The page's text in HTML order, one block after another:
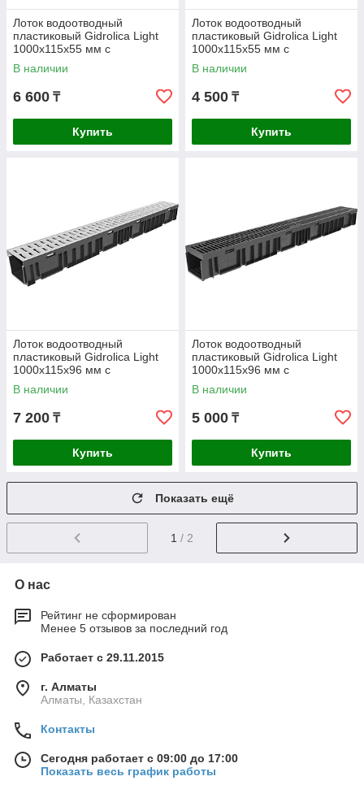
Лоток водоотводный
пластиковый Gidrolica Light
1000x115x55 мм с
оцинкованной стальной
решеткой
В наличии
6 600 ₸
Купить
Лоток водоотводный
пластиковый Gidrolica Light
1000x115x55 мм с
пластиковой решеткой
В наличии
4 500 ₸
Купить
Лоток водоотводный
пластиковый Gidrolica Light
1000x115x96 мм с
оцинкованной стальной
решеткой
В наличии
7 200 ₸
Купить
Лоток водоотводный
пластиковый Gidrolica Light
1000x115x96 мм с
пластиковой решеткой
В наличии
5 000 ₸
Купить
Показать ещё
1 / 2
О нас
Рейтинг не сформирован
Менее 5 отзывов за последний год
Работает с 29.11.2015
г. Алматы
Алматы, Казахстан
Контакты
Сегодня работает с 09:00 до 17:00
Показать весь график работы